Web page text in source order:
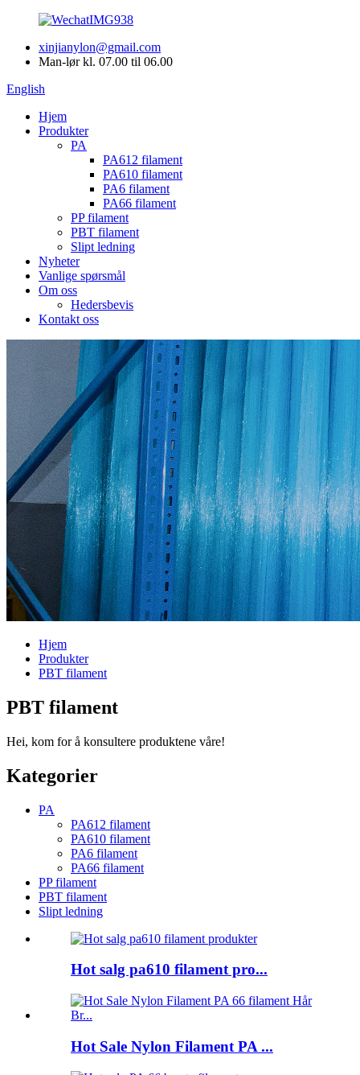
xinjianylon@gmail.com
Man-lør kl. 07.00 til 06.00
English
Hjem
Produkter
PA
PA612 filament
PA610 filament
PA6 filament
PA66 filament
PP filament
PBT filament
Slipt ledning
Nyheter
Vanlige spørsmål
Om oss
Hedersbevis
Kontakt oss
Hjem
Produkter
PBT filament
PBT filament
Hei, kom for å konsultere produktene våre!
Kategorier
PA
PA612 filament
PA610 filament
PA6 filament
PA66 filament
PP filament
PBT filament
Slipt ledning
Hot salg pa610 filament pro...
Hot Sale Nylon Filament PA ...